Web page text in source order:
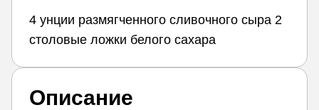
4 унции размягченного сливочного сыра 2
столовые ложки белого сахара
Описание